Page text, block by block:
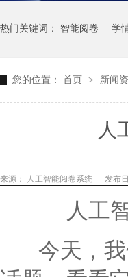
热门关键词： 智能阅卷 学
您的位置： 首页 > 新闻
人
来源： 人工智能阅卷系统 发布
人工
今天，我